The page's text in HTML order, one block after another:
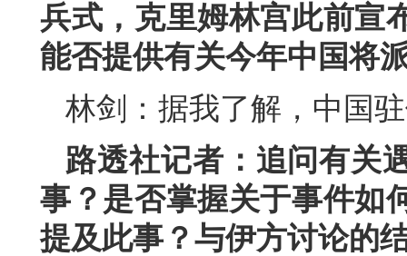
兵式，克里姆林宫此前宣
能否提供有关今年中国将
林剑：据我了解，中国
路透社记者：追问有关
事？是否掌握关于事件如
提及此事？与伊方讨论的